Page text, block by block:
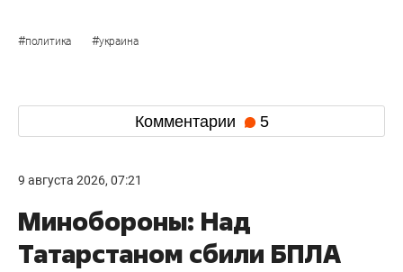
#политика #украина
Комментарии 5
9 августа 2026, 07:21
Минобороны: Над
Татарстаном сбили БПЛА